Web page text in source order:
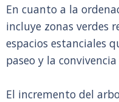
En cuanto a la
incluye zonas verdes
espacios estanciales
paseo y la
El incremento del